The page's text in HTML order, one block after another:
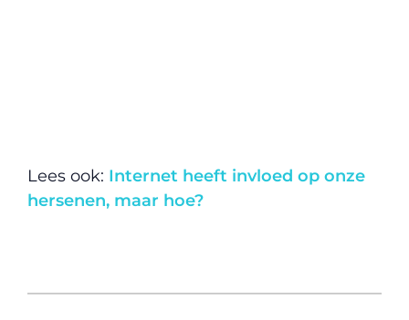
Lees ook: Internet heeft invloed op onze
hersenen, maar hoe?